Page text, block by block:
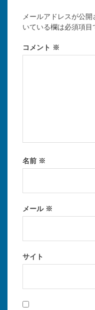
メールアドレスが公開
いている欄は必須項目
コメント ※
名前 ※
メール ※
サイト